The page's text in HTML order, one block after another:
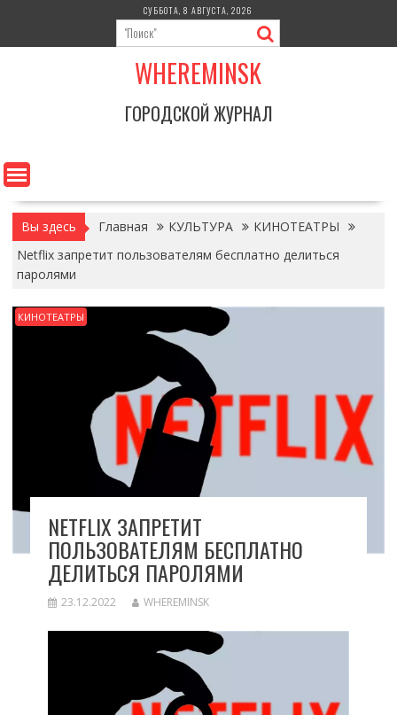
содержимому
СУББОТА, 8 АВГУСТА, 2026
WHEREMINSK
ГОРОДСКОЙ ЖУРНАЛ
Вы здесь Главная КУЛЬТУРА
КИНОТЕАТРЫ
Netflix запретит пользователям бесплатно делиться
паролями
КИНОТЕАТРЫ
NETFLIX ЗАПРЕТИТ
ПОЛЬЗОВАТЕЛЯМ БЕСПЛАТНО
ДЕЛИТЬСЯ ПАРОЛЯМИ
23.12.2022 WHEREMINSK